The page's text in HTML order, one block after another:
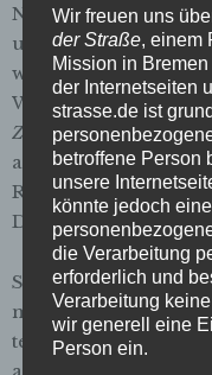
Notunterkunft
untergebracht, in
würde gern wieder
Wohnung ziehen.
Zeitschrift der Straße
anvertraut hatte,
Regelsatz nur 280
Darlehen
Sandra kommt aus
machte sie eine
technischen
Wir freuen uns
der Straße, einem
Mission in
der Internetseiten
strasse.de ist
betroffene Person
unsere
könnte jedoch
die Verarbeitung
erforderlich und
Verarbeitung
wir generell eine
Person ein.